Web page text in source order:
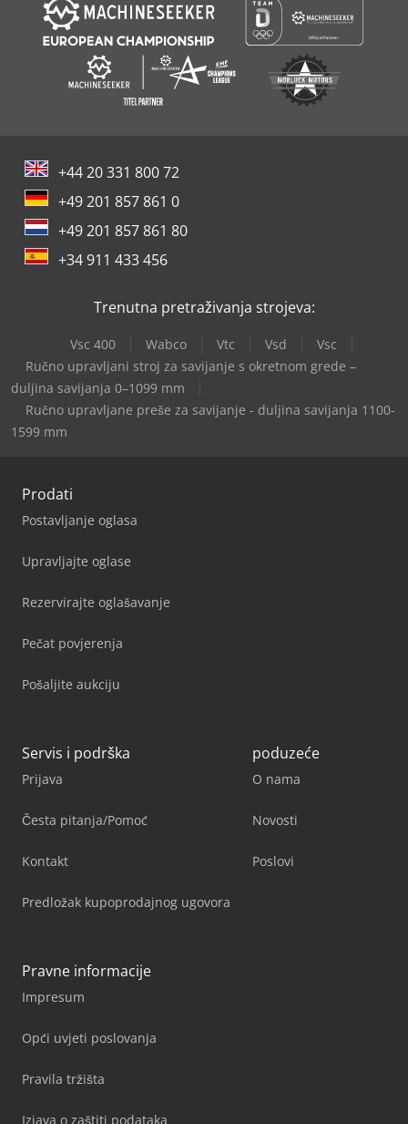
+44 20 331 800 72
+49 201 857 861 0
+49 201 857 861 80
+34 911 433 456
Trenutna pretraživanja strojeva:
Vsc 400 Wabco Vtc Vsd
Vsc
Ručno upravljani stroj za savijanje s okretnom grede –
duljina savijanja 0–1099 mm
Ručno upravljane preše za savijanje - duljina savijanja 1100-
1599 mm
Prodati
Postavljanje oglasa
Upravljajte oglase
Rezervirajte oglašavanje
Pečat povjerenja
Pošaljite aukciju
Servis i podrška
Prijava
Česta pitanja/Pomoć
Kontakt
Predložak kupoprodajnog ugovora
poduzeće
O nama
Novosti
Poslovi
Pravne informacije
Impresum
Opći uvjeti poslovanja
Pravila tržišta
Izjava o zaštiti podataka